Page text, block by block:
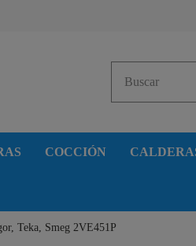
COCCIÓN
Teka, Smeg 2VE451P